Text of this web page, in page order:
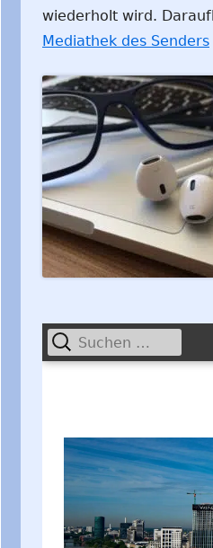
wiederholt wird.
Mediathek des Senders